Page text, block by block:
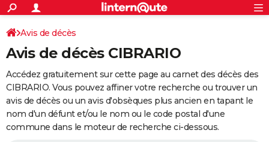
ACTUALITÉS
Politique
Société
Faits Divers
Education
Monde
Villes
+
SPORT
Coupe du monde 2026
Football
Tennis
Cyclisme
Rugby
Forum
Programme TV
TNT
Streaming
Cinéma
Sorties cinéma
Musique
+
FINANCE
Retraite
Epargne
Immobilier
Risques naturels par ville
Banque
Assurance
AUTO
Essais
Réserver un essai
Citadines
Berlines
SUV
Forum auto
+
Avis de décès
Avis de décès CIBRARIO
Accédez gratuitement sur cette page au carnet des décès des
CIBRARIO. Vous pouvez affiner votre recherche ou trouver un
avis de décès ou un avis d'obsèques plus ancien en tapant le
nom d'un défunt et/ou le nom ou le code postal d'une
commune dans le moteur de recherche ci-dessous.